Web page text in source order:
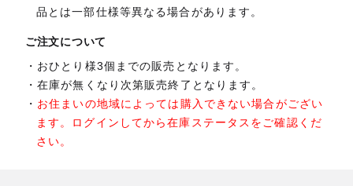
品とは一部仕様等異なる場合があります。
ご注文について
おひとり様3個までの販売となります。
在庫が無くなり次第販売終了となります。
お住まいの地域によっては購入できない場合がござい
ます。ログインしてから在庫ステータスをご確認くだ
さい。